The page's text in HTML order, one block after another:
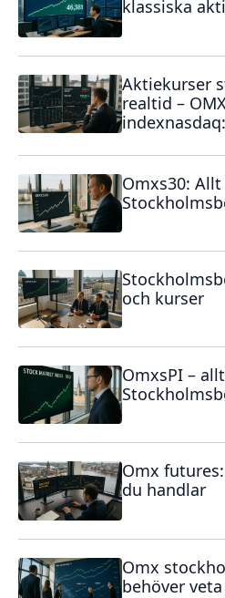
klassiska
Aktiekurser
realtid –
Omxs30:
och kurser
OmxsPI –
Omx
du handlar
Omx
behöver veta